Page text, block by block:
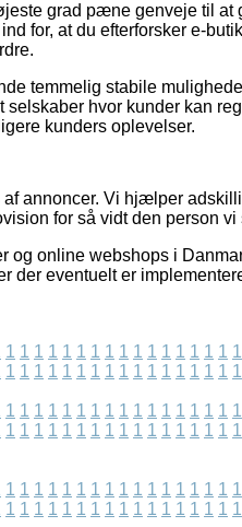
grad pæne genveje til
for, at du efterforsker e-
temmelig stabile
selskaber hvor kunder kan
kunders oplevelser.
annoncer. Vi hjælper
for så vidt den person
og online webshops i
der eventuelt er
1 1 1 1 1 1 1 1 1 1 1 1 1 1 1 1 1
1 1 1 1 1 1 1 1 1 1 1 1 1 1 1 1 1
1 1 1 1 1 1 1 1 1 1 1 1 1 1 1 1 1
1 1 1 1 1 1 1 1 1 1 1 1 1 1 1 1 1
1 1 1 1 1 1 1 1 1 1 1 1 1 1 1 1 1
1 1 1 1 1 1 1 1 1 1 1 1 1 1 1 1 1